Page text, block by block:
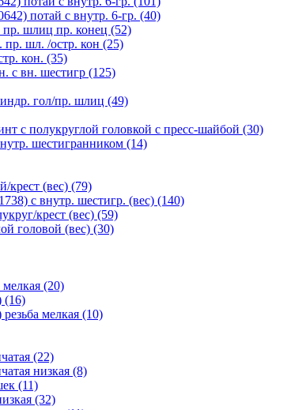
потай с внутр. 6-гр. (40)
шлиц пр. конец (52)
шл. /остр. кон (25)
кон. (35)
с вн. шестигр (125)
гол/пр. шлиц (49)
с полукруглой головкой с пресс-шайбой (30)
шестигранником (14)
(вес) (79)
с внутр. шестигр. (вес) (140)
крест (вес) (59)
головой (вес) (30)
(20)
(16)
мелкая (10)
(22)
низкая (8)
(11)
(32)